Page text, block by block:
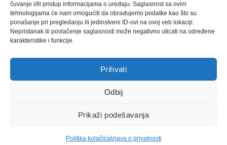
čuvanje i/ili pristup informacijama o uređaju. Saglasnost sa ovim
tehnologijama će nam omogućiti da obrađujemo podatke kao što su
ponašanje pri pregledanju ili jedinstveni ID-ovi na ovoj veb lokaciji.
Nepristanak ili povlačenje saglasnosti može negativno uticati na određene
karakteristike i funkcije.
Prihvati
Odbij
Prikaži podešavanja
Politika kolačićaIzjava o privatnosti
Novosti
Sistem mjerenja vibracija – papir mašina 4
Certificirani partner za održavanje
Copyright 2026 © CLK Interpromet